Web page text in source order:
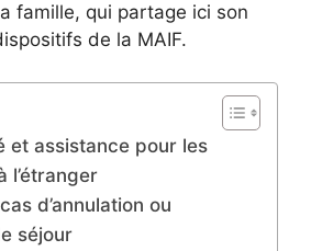
famille, qui partage ici son
de la MAIF.
et assistance pour les
l’étranger
d’annulation ou
séjour